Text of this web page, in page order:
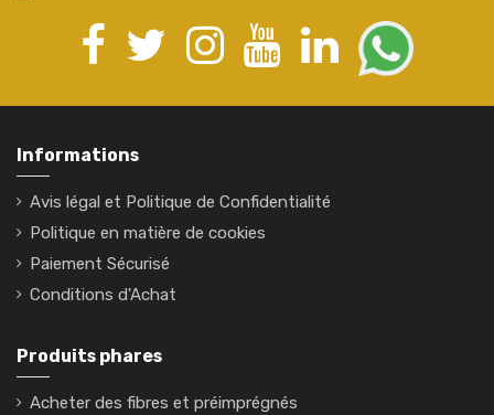
Informations
Avis légal et Politique de Confidentialité
Politique en matière de cookies
Paiement Sécurisé
Conditions d'Achat
Produits phares
Acheter des fibres et préimprégnés